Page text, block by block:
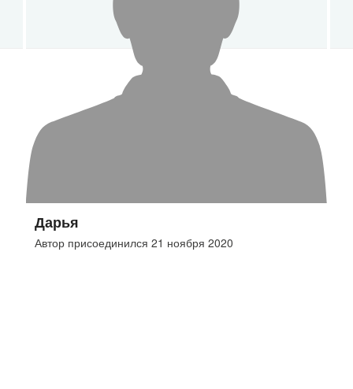
Дарья
Автор присоединился 21 ноября 2020